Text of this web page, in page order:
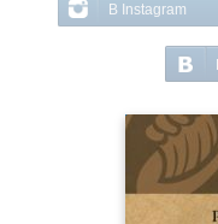
В Instagram